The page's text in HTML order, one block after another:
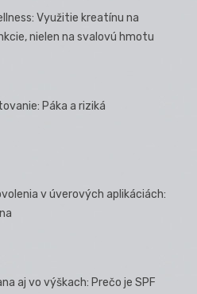
Využitie kreatínu na
nielen na svalovú hmotu
Páka a riziká
v úverových aplikáciách:
aj vo výškach: Prečo je SPF